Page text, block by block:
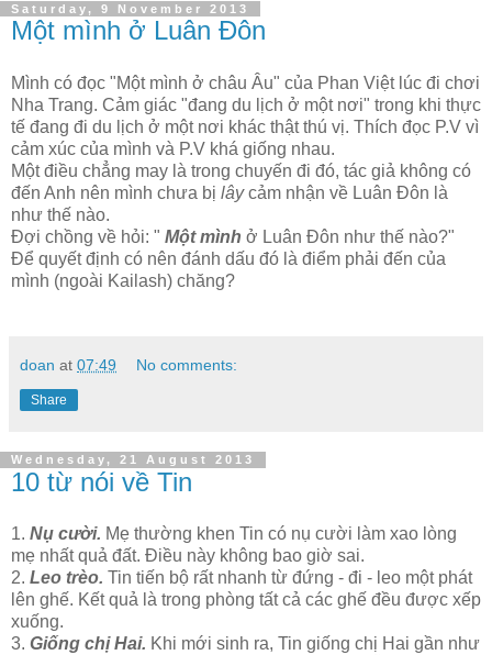
Saturday, 9 November 2013
Một mình ở Luân Đôn
Mình có đọc "Một mình ở châu Âu" của Phan Việt lúc đi chơi
Nha Trang. Cảm giác "đang du lịch ở một nơi" trong khi thực
tế đang đi du lịch ở một nơi khác thật thú vị. Thích đọc P.V vì
cảm xúc của mình và P.V khá giống nhau.
Một điều chẳng may là trong chuyến đi đó, tác giả không có
đến Anh nên mình chưa bị lâycảm nhận về Luân Đôn là
như thế nào.
Đợi chồng về hỏi: " Một mình ở Luân Đôn như thế nào?"
Để quyết định có nên đánh dấu đó là điểm phải đến của
mình (ngoài Kailash) chăng?
doan at 07:49 No comments:
Share
Wednesday, 21 August 2013
10 từ nói về Tin
1. Nụ cười. Mẹ thường khen Tin có nụ cười làm xao lòng
mẹ nhất quả đất. Điều này không bao giờ sai.
2. Leo trèo. Tin tiến bộ rất nhanh từ đứng - đi - leo một phát
lên ghế. Kết quả là trong phòng tất cả các ghế đều được xếp
xuống.
3. Giống chị Hai. Khi mới sinh ra, Tin giống chị Hai gần như